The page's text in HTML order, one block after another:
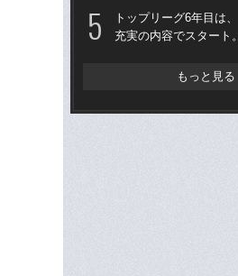
トップリーグ6年目は、
充実の内容でスタート。
もっと見る